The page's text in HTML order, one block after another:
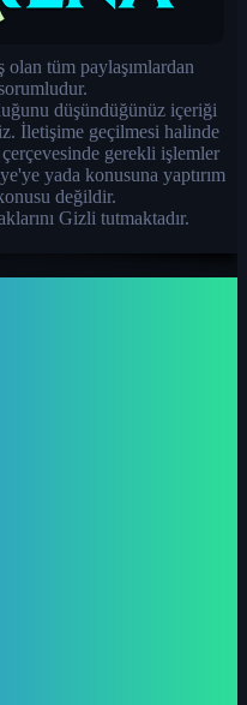
tüm paylaşımlardan
düşündüğünüz içeriği
İletişime geçilmesi halinde
gerekli işlemler
yada konusuna yaptırım
değildir.
Gizli tutmaktadır.